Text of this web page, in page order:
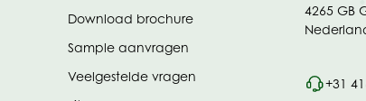
Download brochure(opent
Sample aanvragen
Veelgestelde vragen
4265 GB
+31